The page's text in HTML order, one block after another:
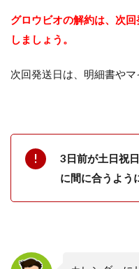
グロウビオの解約は、次
しましょう。
次回発送日は、明細書やマ
3日前が土日祝
に間に合うよう